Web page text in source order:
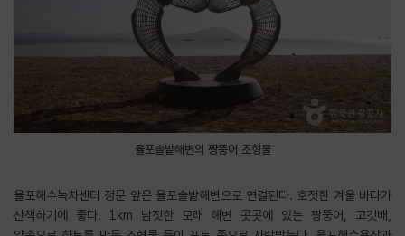
율포솔밭해변의 짱뚱어 조형물
율포해수녹차센터 정문 앞은 율포솔밭해변으로 연결된다. 호젓한 겨울 바다가
산책하기에 좋다. 1km 남짓한 모래 해변 곳곳에 있는 짱뚱어, 고깃배,